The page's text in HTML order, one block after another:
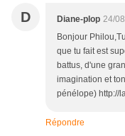
D Diane-plop 24/
Bonjour
que tu fait est
battus, d'une
imagination et
pénélope) http://
Répondre